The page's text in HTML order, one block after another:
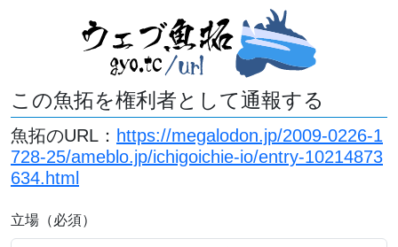
この魚拓を権利者として通報する
魚拓のURL： https://megalodon.jp/2009-0226-1
728-25/ameblo.jp/ichigoichie-io/entry-10214873
634.html
立場（必須）